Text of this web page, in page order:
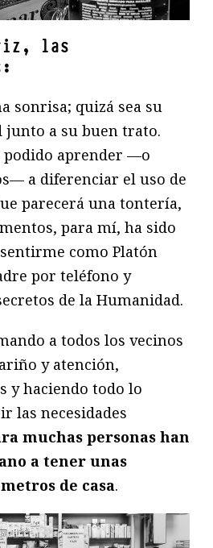
las
sonrisa; quizá sea su
junto a su buen trato.
podido aprender —o
a diferenciar el uso de
parecerá una tontería,
para mí, ha sido
como Platón
por teléfono y
de la Humanidad.
a todos los vecinos
y atención,
y haciendo todo lo
las necesidades
muchas personas han
a tener unas
de casa.